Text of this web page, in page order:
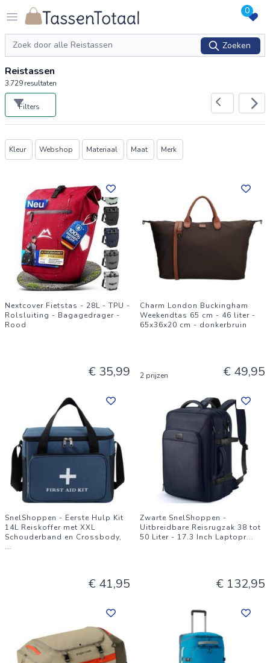
Open menu
Logo Tassentotaal.nl 0
Zoeken
Zoeken
Reistassen
3.729resultaten
Filters
Producten
Kleur Webshop Materiaal Maat Merk
Nextcover Fietstas - 28L - TPU -
Rolsluiting - Bagagedrager -
Rood
€ 35,99
Charm London Buckingham
Weekendtas 65 cm - 46 liter -
65x36x20 cm - donkerbruin
2 prijzen € 49,95
SnelShoppen - Eerste Hulp Kit
14L Reiskoffer met XXL
Schouderband en Crossbody,
...
€ 41,95
Zwarte SnelShoppen -
Uitbreidbare Reisrugzak 38 tot
50 Liter - 17.3 Inch Laptopr...
€ 132,95